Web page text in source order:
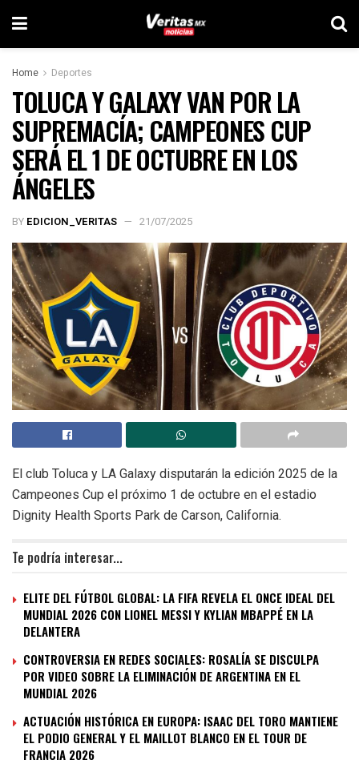
Home Deportes
TOLUCA Y GALAXY VAN POR LA
SUPREMACÍA; CAMPEONES CUP
SERÁ EL 1 DE OCTUBRE EN LOS
ÁNGELES
BY EDICION_VERITAS 21/07/2025
El club Toluca y LA Galaxy disputarán la edición 2025 de la
Campeones Cup el próximo 1 de octubre en el estadio
Dignity Health Sports Park de Carson, California.
Te podría interesar...
ELITE DEL FÚTBOL GLOBAL: LA FIFA REVELA EL ONCE IDEAL DEL
MUNDIAL 2026 CON LIONEL MESSI Y KYLIAN MBAPPÉ EN LA
DELANTERA
CONTROVERSIA EN REDES SOCIALES: ROSALÍA SE DISCULPA
POR VIDEO SOBRE LA ELIMINACIÓN DE ARGENTINA EN EL
MUNDIAL 2026
ACTUACIÓN HISTÓRICA EN EUROPA: ISAAC DEL TORO MANTIENE
EL PODIO GENERAL Y EL MAILLOT BLANCO EN EL TOUR DE
FRANCIA 2026